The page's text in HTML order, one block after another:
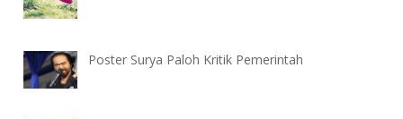
Poster Surya Paloh Kritik Pemerintah